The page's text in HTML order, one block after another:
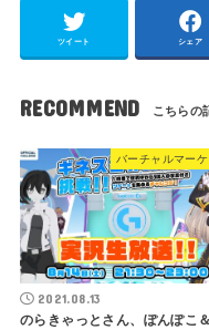
ツイート シェア
RECOMMEND
バーチャルマーケ
2021.08.13
のらきゃっとさん、ぽんぽこ